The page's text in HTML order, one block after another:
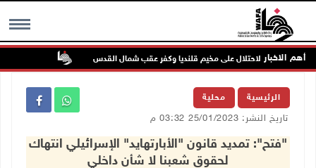
MENU أهم الاخبار
الرئيسية محلية
تاريخ النشر: 25/01/2023 03:32 م
"فتح": تمديد قانون "الأبارتهايد" الإسرائيلي انتهاك
لحقوق شعبنا لا شأن داخلي